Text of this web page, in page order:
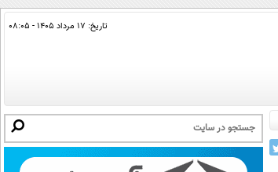
تاریخ: ۱۷ مرداد ۱۴۰۵ - ۰۸:۰۵